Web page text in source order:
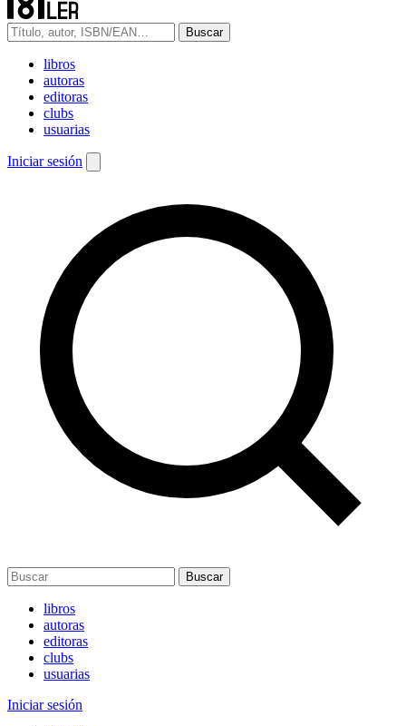
Buscar
libros
autoras
editoras
clubs
usuarias
Iniciar sesión
Buscar
libros
autoras
editoras
clubs
usuarias
Iniciar sesión